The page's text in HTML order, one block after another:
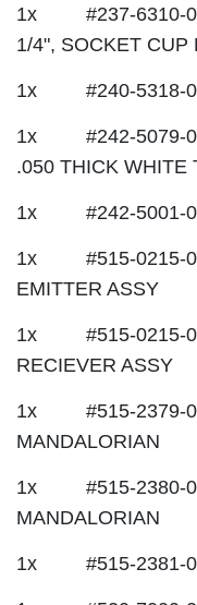
1x #237-6310-
1/4", SOCKET CUP
1x #240-5318-
1x #242-5079-
.050 THICK WHITE
1x #242-5001-
1x #515-0215-
EMITTER ASSY
1x #515-0215-
RECIEVER ASSY
1x #515-
MANDALORIAN
1x #515-2380-
MANDALORIAN
1x #515-2381-